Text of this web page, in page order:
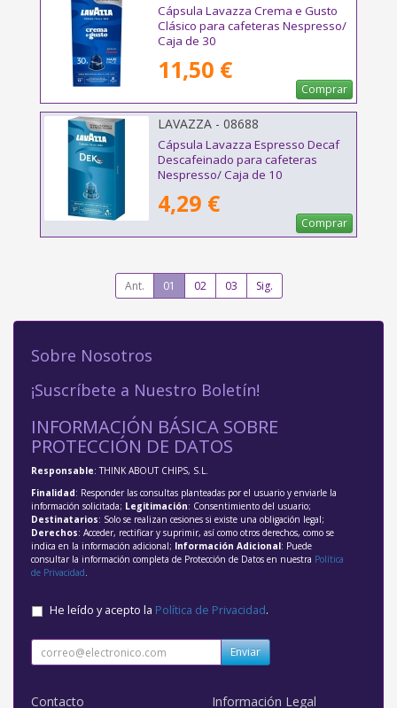
Cápsula Lavazza Crema e Gusto
Clásico para cafeteras Nespresso/
Caja de 30
11,50 €
Comprar
LAVAZZA - 08688
Cápsula Lavazza Espresso Decaf
Descafeinado para cafeteras
Nespresso/ Caja de 10
4,29 €
Comprar
Ant. 01 02 03 Sig.
Sobre Nosotros
¡Suscríbete a Nuestro Boletín!
INFORMACIÓN BÁSICA SOBRE
PROTECCIÓN DE DATOS
Responsable: THINK ABOUT CHIPS, S.L.
Finalidad: Responder las consultas planteadas por el usuario y enviarle la
información solicitada; Legitimación: Consentimiento del usuario;
Destinatarios: Solo se realizan cesiones si existe una obligación legal;
Derechos: Acceder, rectificar y suprimir, así como otros derechos, como se
indica en la información adicional; Información Adicional: Puede
consultar la información completa de Protección de Datos en nuestra Política
de Privacidad.
He leído y acepto la Política de Privacidad.
Enviar
Contacto Información Legal